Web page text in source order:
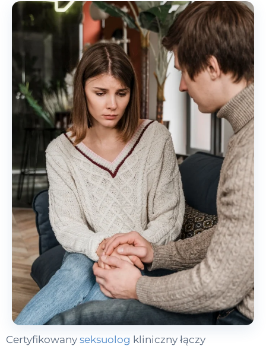
Certyfikowany seksuolog kliniczny łączy